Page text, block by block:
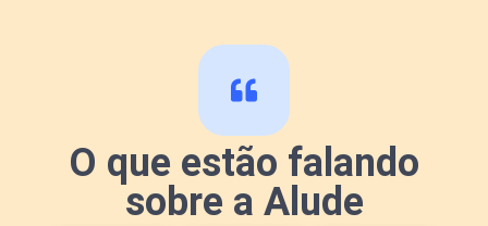
O que estão falando
sobre a Alude